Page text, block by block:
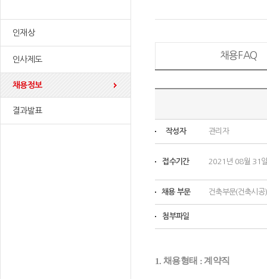
인재상
인사제도
채용정보
결과발표
채용FAQ
작성자 관리자
접수기간 2021년 08월 31
채용 부문 건축부문(건축시
첨부파일
1. 채용형태 :계약직